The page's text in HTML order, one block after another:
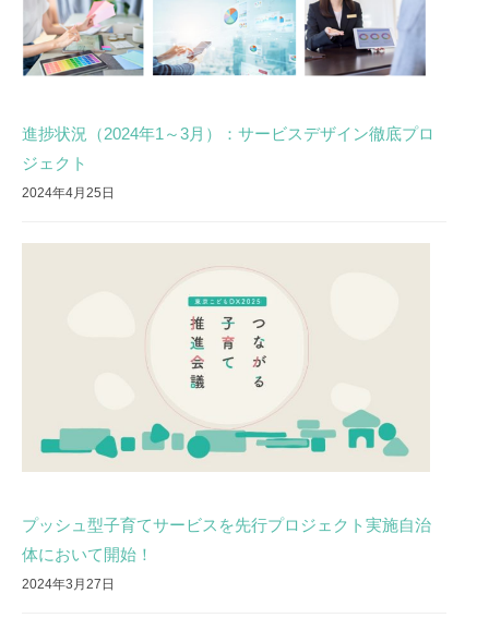
進捗状況（2024年1～3月）：サービスデザイン徹底プロ
ジェクト
2024年4月25日
プッシュ型子育てサービスを先行プロジェクト実施自治
体において開始！
2024年3月27日